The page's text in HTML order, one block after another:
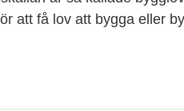
att få lov att bygga eller